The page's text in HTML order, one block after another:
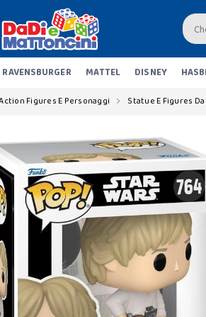
RAVENSBURGER MATTEL DISNEY
Figures E Personaggi Statue E Figures